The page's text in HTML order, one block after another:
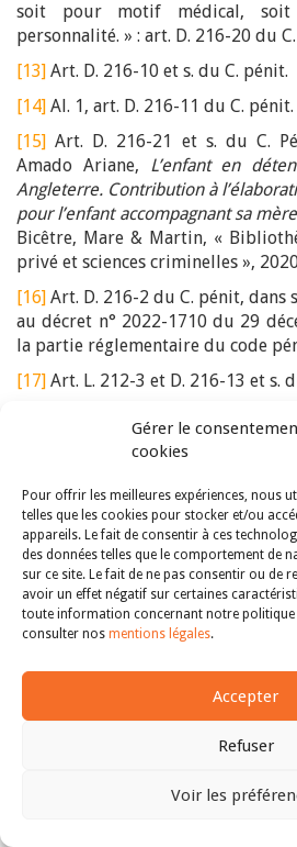
Gérer le
cookies
Pour offrir les meilleures expériences, nous
telles que les cookies pour stocker et/ou
appareils. Le fait de consentir à ces
des données telles que le comportement de
sur ce site. Le fait de ne pas consentir ou de
avoir un effet négatif sur certaines
toute information concernant notre politique
consulter nos mentions légales.
Accepter
Refuser
Voir les
soit pour motif médical,
personnalité. » : art. D. 216-20 du
[13] Art. D. 216-10 et s. du C. pénit.
[14] Al. 1, art. D. 216-11 du C. pénit.
[15] Art. D. 216-21 et s. du C.
Amado Ariane, L’enfant en
Angleterre. Contribution à
pour l’enfant accompagnant sa
Bicêtre, Mare & Martin, «
privé et sciences criminelles »,
[16] Art. D. 216-2 du C. pénit, dans
au décret n° 2022-1710 du 29
la partie réglementaire du code
[17] Art. L. 212-3 et D. 216-13 et s.
Sur les sources informelles
L. 224-1 du code pénitentiaire.
sources du droit pénitentiaire »,
160.
[20]Falxa Joana,Le droit
approche européenne, Paris,
« Bibliothèque des thèses.
SS, 29 février 2008, n°
[22]Habouzit Francis,Les
d’exécution de la peine privative
Kremlin-Bicêtre, Mare &